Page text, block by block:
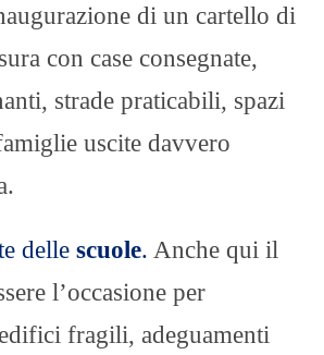
di un cartello di
con case consegnate,
strade praticabili, spazi
uscite davvero
delle scuole. Anche qui il
l’occasione per
fragili, adeguamenti